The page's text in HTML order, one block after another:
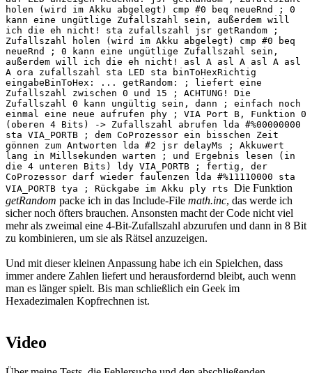
holen (wird im Akku abgelegt) cmp #0 beq neueRnd ; 0
kann eine ungütlige Zufallszahl sein, außerdem will
ich die eh nicht! sta zufallszahl jsr getRandom ;
Zufallszahl holen (wird im Akku abgelegt) cmp #0 beq
neueRnd ; 0 kann eine ungütlige Zufallszahl sein,
außerdem will ich die eh nicht! asl A asl A asl A asl
A ora zufallszahl sta LED sta binToHexRichtig
eingabeBinToHex: ... getRandom: ; liefert eine
Zufallszahl zwischen 0 und 15 ; ACHTUNG! Die
Zufallszahl 0 kann ungültig sein, dann ; einfach noch
einmal eine neue aufrufen phy ; VIA Port B, Funktion 0
(oberen 4 Bits) -> Zufallszahl abrufen lda #%00000000
sta VIA_PORTB ; dem CoProzessor ein bisschen Zeit
gönnen zum Antworten lda #2 jsr delayMs ; Akkuwert
lang in Millsekunden warten ; und Ergebnis lesen (in
die 4 unteren Bits) ldy VIA_PORTB ; fertig, der
CoProzessor darf wieder faulenzen lda #%11110000 sta
VIA_PORTB tya ; Rückgabe im Akku ply rts Die Funktion
getRandom packe ich in das Include-File math.inc, das werde ich
sicher noch öfters brauchen. Ansonsten macht der Code nicht viel
mehr als zweimal eine 4-Bit-Zufallszahl abzurufen und dann in 8 Bit
zu kombinieren, um sie als Rätsel anzuzeigen.
Und mit dieser kleinen Anpassung habe ich ein Spielchen, dass
immer andere Zahlen liefert und herausfordernd bleibt, auch wenn
man es länger spielt. Bis man schließlich ein Geek im
Hexadezimalen Kopfrechnen ist.
Video